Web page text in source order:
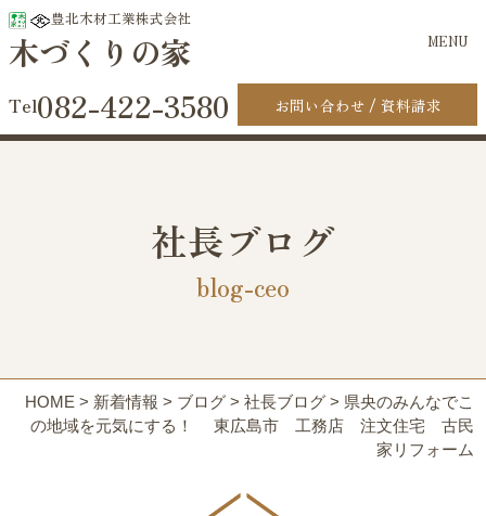
豊北木材工業株式会社
木づくりの家 MENU
082-422-3580 お問い合わせ 資料請求
社長ブログ
blog-ceo
HOME > 新着情報 > ブログ> 社長ブログ> 県央のみんなでこ
の地域を元気にする！ 東広島市 工務店 注文住宅 古民
家リフォーム